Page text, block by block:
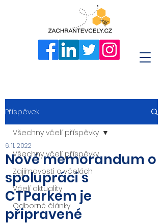
Příspěvek
Všechny včelí příspěvky
Zajímavosti o včelách
Včelí aktuality
Odborné články
Všechny včelí příspěvky
Nové memorandum o
spolupráci s
CTParkem je
připravené
6. 11. 2022